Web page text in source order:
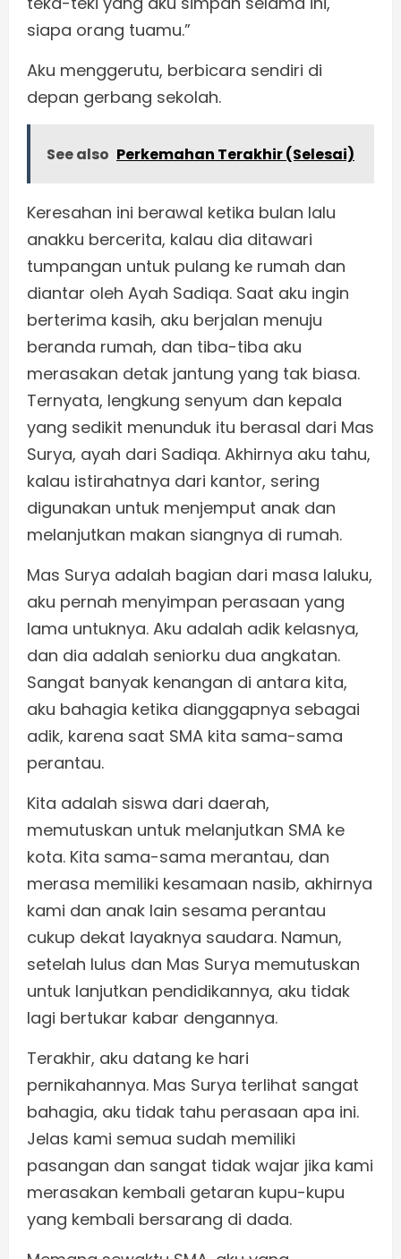
siapa orang tuamu.”
Aku menggerutu, berbicara sendiri di
depan gerbang sekolah.
See also Perkemahan Terakhir (Selesai)
Keresahan ini berawal ketika bulan lalu
anakku bercerita, kalau dia ditawari
tumpangan untuk pulang ke rumah dan
diantar oleh Ayah Sadiqa. Saat aku ingin
berterima kasih, aku berjalan menuju
beranda rumah, dan tiba-tiba aku
merasakan detak jantung yang tak biasa.
Ternyata, lengkung senyum dan kepala
yang sedikit menunduk itu berasal dari Mas
Surya, ayah dari Sadiqa. Akhirnya aku tahu,
kalau istirahatnya dari kantor, sering
digunakan untuk menjemput anak dan
melanjutkan makan siangnya di rumah.
Mas Surya adalah bagian dari masa laluku,
aku pernah menyimpan perasaan yang
lama untuknya. Aku adalah adik kelasnya,
dan dia adalah seniorku dua angkatan.
Sangat banyak kenangan di antara kita,
aku bahagia ketika dianggapnya sebagai
adik, karena saat SMA kita sama-sama
perantau.
Kita adalah siswa dari daerah,
memutuskan untuk melanjutkan SMA ke
kota. Kita sama-sama merantau, dan
merasa memiliki kesamaan nasib, akhirnya
kami dan anak lain sesama perantau
cukup dekat layaknya saudara. Namun,
setelah lulus dan Mas Surya memutuskan
untuk lanjutkan pendidikannya, aku tidak
lagi bertukar kabar dengannya.
Terakhir, aku datang ke hari
pernikahannya. Mas Surya terlihat sangat
bahagia, aku tidak tahu perasaan apa ini.
Jelas kami semua sudah memiliki
pasangan dan sangat tidak wajar jika kami
merasakan kembali getaran kupu-kupu
yang kembali bersarang di dada.